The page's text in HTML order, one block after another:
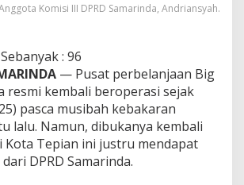
Komisi III DPRD Samarinda, Andriansyah.
: 96
— Pusat perbelanjaan Big
resmi kembali beroperasi sejak
pasca musibah kebakaran
lalu. Namun, dibukanya kembali
Kota Tepian ini justru mendapat
DPRD Samarinda.